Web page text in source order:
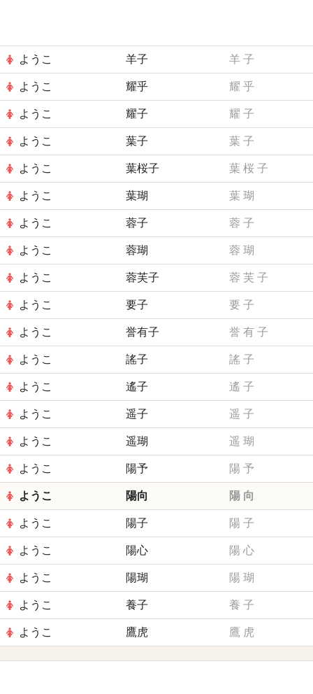
ようこ 羊子 羊 子
ようこ 耀乎 耀 乎
ようこ 耀子 耀 子
ようこ 葉子 葉 子
ようこ 葉桜子 葉 桜 子
ようこ 葉瑚 葉 瑚
ようこ 蓉子 蓉 子
ようこ 蓉瑚 蓉 瑚
ようこ 蓉芙子 蓉 芙 子
ようこ 要子 要 子
ようこ 誉有子 誉 有 子
ようこ 謠子 謠 子
ようこ 遙子 遙 子
ようこ 遥子 遥 子
ようこ 遥瑚 遥 瑚
ようこ 陽予 陽 予
ようこ 陽向 陽 向
ようこ 陽子 陽 子
ようこ 陽心 陽 心
ようこ 陽瑚 陽 瑚
ようこ 養子 養 子
ようこ 鷹虎 鷹 虎